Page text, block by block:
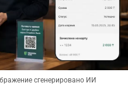
сгенерировано ИИ